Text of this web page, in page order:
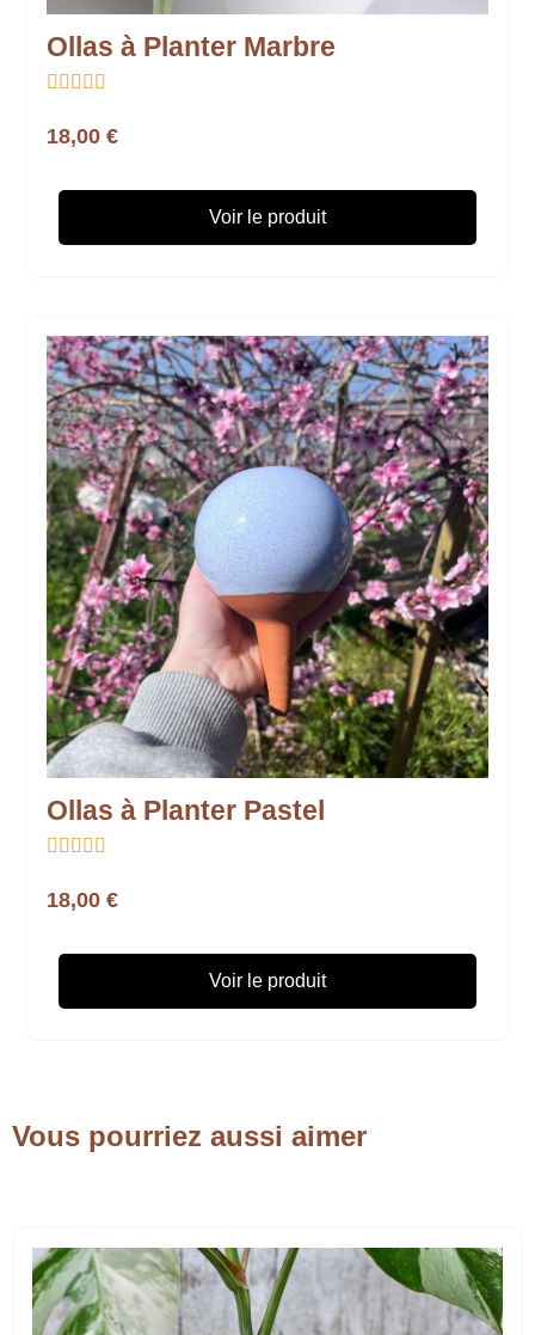
Ollas à Planter Marbre
    
18,00 €
Voir le produit
Ollas à Planter Pastel
    
18,00 €
Voir le produit
Vous pourriez aussi aimer